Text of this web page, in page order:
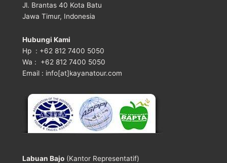
Jl. Brantas 40 Kota Batu
Jawa Timur, Indonesia
Hubungi Kami
Hp : +62 812 7400 5050
Wa : +62 812 7400 5050
Email : info[at]kayanatour.com
Labuan Bajo (Kantor Representatif)